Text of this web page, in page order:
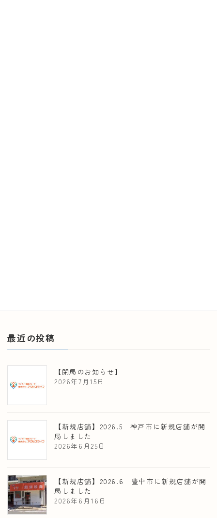
最近の投稿
【閉局のお知らせ】
2026年7月15日
【新規店舗】2026.5 神戸市に新規店舗が開
局しました
2026年6月25日
【新規店舗】2026.6 豊中市に新規店舗が開
局しました
2026年6月16日